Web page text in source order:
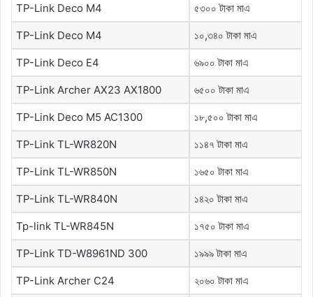
TP-Link Deco M4 ৫৩০০ টাকা মাএ
TP-Link Deco M4 ১০,৩৪০ টাকা মাএ
TP-Link Deco E4 ৬৯০০ টাকা মাএ
TP-Link Archer AX23 AX1800 ৬৫০০ টাকা মাএ
TP-Link Deco M5 AC1300 ১৮,৫০০ টাকা মাএ
TP-Link TL-WR820N ১১৪৭ টাকা মাএ
TP-Link TL-WR850N ১৬৫০ টাকা মাএ
TP-Link TL-WR840N ১৪২০ টাকা মাএ
Tp-link TL-WR845N ১৭৫০ টাকা মাএ
TP-Link TD-W8961ND 300 ১৯৯৯ টাকা মাএ
TP-Link Archer C24 ২০৬০ টাকা মাএ